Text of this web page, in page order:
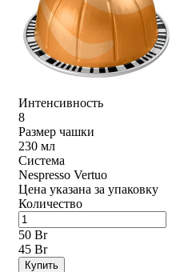
Интенсивность
8
Размер чашки
230 мл
Система
Nespresso Vertuo
Цена указана за упаковку
Количество
50 Br
45 Br
Купить